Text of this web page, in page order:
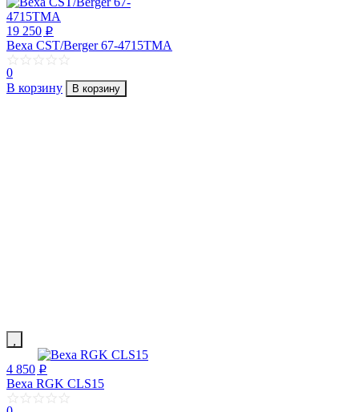
19 250 p
Веха CST/Berger 67-4715TMA
0
В корзину
В корзину
4 850 p
Веха RGK CLS15